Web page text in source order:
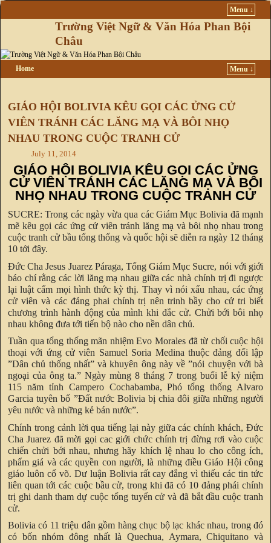
Menu ↓
Trường Việt Ngữ & Văn Hóa Phan Bội
Châu
Home
Menu ↓
GIÁO HỘI BOLIVIA KÊU GỌI CÁC ỬNG CỬ
VIÊN TRÁNH CÁC LĂNG MẠ VÀ BÔI NHỌ
NHAU TRONG CUỘC TRANH CỬ
July 11, 2014
GIÁO HỘI BOLIVIA KÊU GỌI CÁC ỬNG
CỬ VIÊN TRÁNH CÁC LĂNG MẠ VÀ BÔI
NHỌ NHAU TRONG CUỘC TRANH CỬ
SUCRE: Trong các ngày vừa qua các Giám Mục Bolivia đã mạnh
mẽ kêu gọi các ứng cử viên tránh lăng mạ và bôi nhọ nhau trong
cuộc tranh cử bầu tổng thống và quốc hội sẽ diễn ra ngày 12 tháng
10 tới đây.
Đức Cha Jesus Juarez Páraga, Tổng Giám Mục Sucre, nói với giới
báo chí rằng các lời lăng mạ nhau giữa các nhà chính trị đi ngược
lại luật cấm mọi hình thức kỳ thị. Thay vì nói xấu nhau, các ứng
cử viên và các đảng phai chính trị nên trinh bầy cho cử tri biết
chương trình hành động của mình khi đắc cử. Chửi bới bôi nhọ
nhau không đưa tới tiến bộ nào cho nền dân chủ.
Tuần qua tổng thống mãn nhiệm Evo Morales đã từ chối cuộc hội
thoại với ứng cử viên Samuel Soria Medina thuộc đảng đối lập
”Dân chủ thống nhất” và khuyên ông này về ”nói chuyện với bà
ngoại của ông ta.” Ngày mùng 8 tháng 7 trong buổi lễ kỷ niệm
115 năm tỉnh Campero Cochabamba, Phó tổng thống Alvaro
Garcia tuyên bố ”Đất nước Bolivia bị chia đôi giữa những người
yêu nước và những kẻ bán nước”.
Chính trong cảnh lời qua tiếng lại này giữa các chính khách, Đức
Cha Juarez đã mời gọi cac giới chức chính trị đừng rơi vào cuộc
chiến chửi bới nhau, nhưng hãy khích lệ nhau lo cho công ích,
phẩm giá và các quyền con người, là những điều Giáo Hội công
giáo luôn cổ võ. Dư luận Bolivia rất cay đắng vì thiếu các tin tức
liên quan tới các cuộc bầu cử, trong khi đã có 10 đảng phái chính
trị ghi danh tham dự cuộc tổng tuyển cử và đã bắt đầu cuộc tranh
cử.
Bolivia có 11 triệu dân gồm hàng chục bộ lạc khác nhau, trong đó
có bốn nhóm đông nhất là Quechua, Aymara, Chiquitano và